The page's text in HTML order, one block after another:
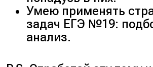
Умею применять
задач ЕГЭ №19:
анализ.